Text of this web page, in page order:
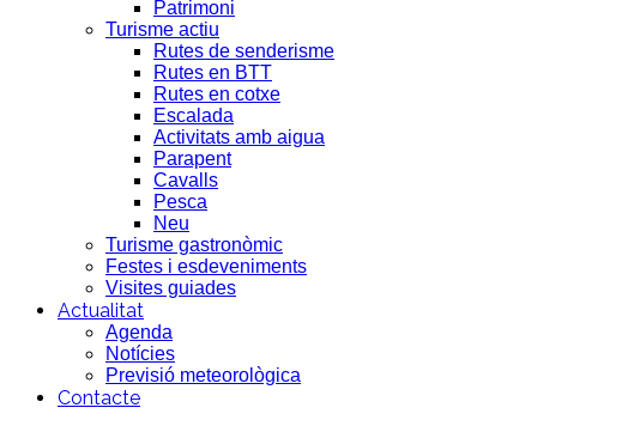
Patrimoni
Turisme actiu
Rutes de senderisme
Rutes en BTT
Rutes en cotxe
Escalada
Activitats amb aigua
Parapent
Cavalls
Pesca
Neu
Turisme gastronòmic
Festes i esdeveniments
Visites guiades
Actualitat
Agenda
Notícies
Previsió meteorològica
Contacte